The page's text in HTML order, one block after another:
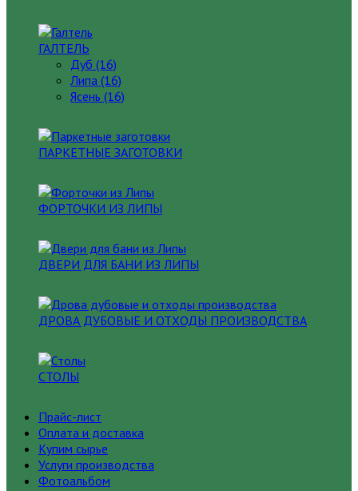
ГАЛТЕЛЬ
Дуб (16)
Липа (16)
Ясень (16)
ПАРКЕТНЫЕ ЗАГОТОВКИ
ФОРТОЧКИ ИЗ ЛИПЫ
ДВЕРИ ДЛЯ БАНИ ИЗ ЛИПЫ
ДРОВА ДУБОВЫЕ И ОТХОДЫ ПРОИЗВОДСТВА
СТОЛЫ
Прайс-лист
Оплата и доставка
Купим сырье
Услуги производства
Фотоальбом